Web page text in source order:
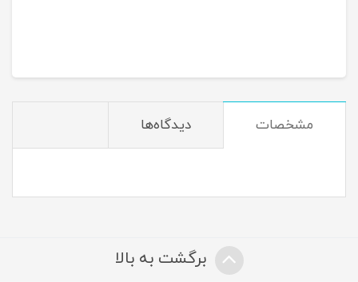
مشخصات دیدگاه‌ها
برگشت به بالا